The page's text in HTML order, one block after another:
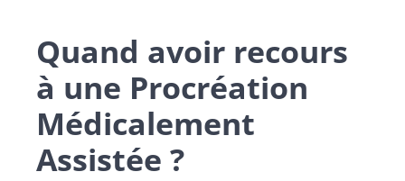
Quand avoir recours
à une Procréation
Médicalement
Assistée ?